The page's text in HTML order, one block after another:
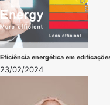
Eficiência energética em
23/02/2024